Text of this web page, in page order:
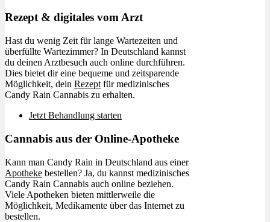
Rezept & digitales vom Arzt
Hast du wenig Zeit für lange Wartezeiten und
überfüllte Wartezimmer? In Deutschland kannst
du deinen Arztbesuch auch online durchführen.
Dies bietet dir eine bequeme und zeitsparende
Möglichkeit, dein Rezept für medizinisches
Candy Rain Cannabis zu erhalten.
Jetzt Behandlung starten
Cannabis aus der Online-Apotheke
Kann man Candy Rain in Deutschland aus einer
Apotheke bestellen? Ja, du kannst medizinisches
Candy Rain Cannabis auch online beziehen.
Viele Apotheken bieten mittlerweile die
Möglichkeit, Medikamente über das Internet zu
bestellen.